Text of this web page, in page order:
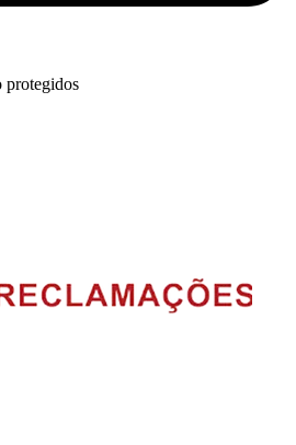
protegidos